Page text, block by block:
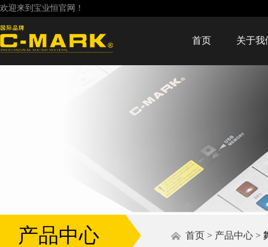
欢迎来到宝业恒官网！
首页 关于我
产品中心 首页 > 产品中心 >